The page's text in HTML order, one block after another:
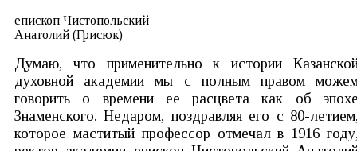
епископ Чистопольский
Анатолий (Грисюк)
Думаю, что применительно к истории
духовной академии мы с полным правом
говорить о времени ее расцвета как об
Знаменского. Недаром, поздравляя его с 80-
которое маститый профессор отмечал в 1916